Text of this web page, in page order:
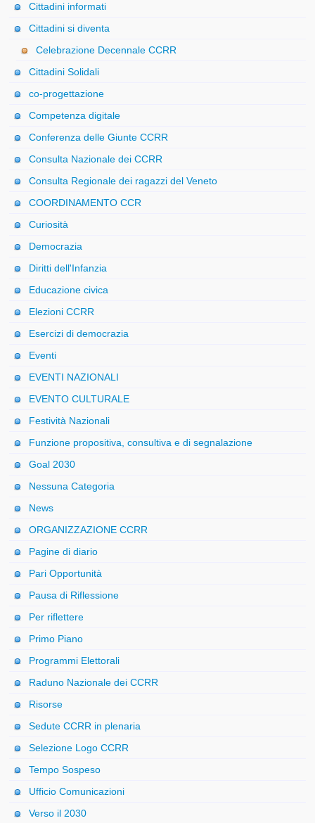
Cittadini informati
Cittadini si diventa
Celebrazione Decennale CCRR
Cittadini Solidali
co-progettazione
Competenza digitale
Conferenza delle Giunte CCRR
Consulta Nazionale dei CCRR
Consulta Regionale dei ragazzi del Veneto
COORDINAMENTO CCR
Curiosità
Democrazia
Diritti dell'Infanzia
Educazione civica
Elezioni CCRR
Esercizi di democrazia
Eventi
EVENTI NAZIONALI
EVENTO CULTURALE
Festività Nazionali
Funzione propositiva, consultiva e di segnalazione
Goal 2030
Nessuna Categoria
News
ORGANIZZAZIONE CCRR
Pagine di diario
Pari Opportunità
Pausa di Riflessione
Per riflettere
Primo Piano
Programmi Elettorali
Raduno Nazionale dei CCRR
Risorse
Sedute CCRR in plenaria
Selezione Logo CCRR
Tempo Sospeso
Ufficio Comunicazioni
Verso il 2030